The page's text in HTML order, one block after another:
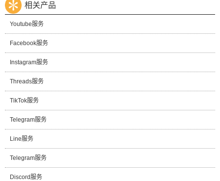
相关产品
Youtube服务
Facebook服务
Instagram服务
Threads服务
TikTok服务
Telegram服务
Line服务
Telegram服务
Discord服务